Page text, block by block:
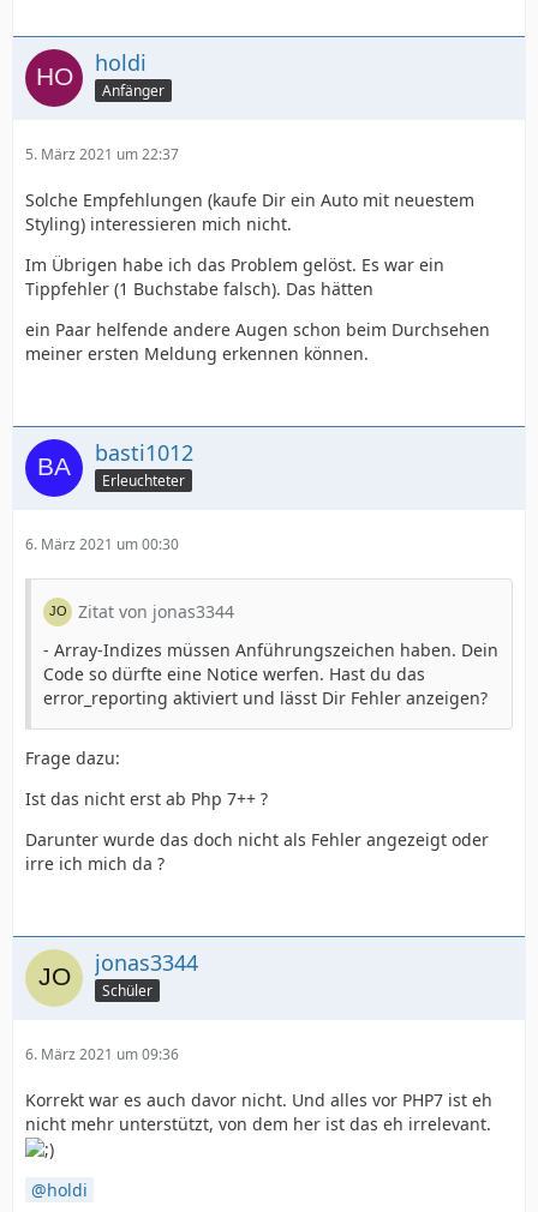
holdi
Anfänger
5. März 2021 um 22:37
Solche Empfehlungen (kaufe Dir ein Auto mit neuestem
Styling) interessieren mich nicht.
Im Übrigen habe ich das Problem gelöst. Es war ein
Tippfehler (1 Buchstabe falsch). Das hätten
ein Paar helfende andere Augen schon beim Durchsehen
meiner ersten Meldung erkennen können.
basti1012
Erleuchteter
6. März 2021 um 00:30
Zitat von jonas3344
- Array-Indizes müssen Anführungszeichen haben. Dein
Code so dürfte eine Notice werfen. Hast du das
error_reporting aktiviert und lässt Dir Fehler anzeigen?
Frage dazu:
Ist das nicht erst ab Php 7++ ?
Darunter wurde das doch nicht als Fehler angezeigt oder
irre ich mich da ?
jonas3344
Schüler
6. März 2021 um 09:36
Korrekt war es auch davor nicht. Und alles vor PHP7 ist eh
nicht mehr unterstützt, von dem her ist das eh irrelevant.
holdi